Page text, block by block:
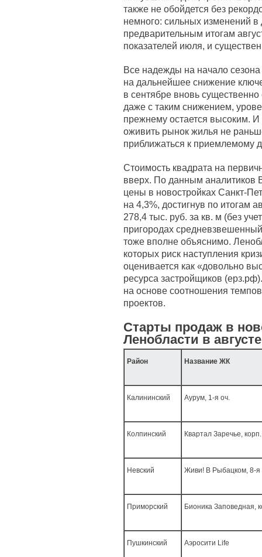
также не обойдется без
немного: сильных изменений
предварительным итогам
показателей июля, и
Все надежды на начало
на дальнейшее снижение
в сентябре вновь
даже с таким снижением,
прежнему остается высоким. И
оживить рынок жилья не
приближаться к приемлемому
Стоимость квадрата на
вверх. По данным аналитиков
цены в новостройках Санкт-
на 4,3%, достигнув по итогам
278,4 тыс. руб. за кв. м (без
пригородах
тоже вполне объяснимо.
которых риск наступления
оценивается как «довольно
ресурса застройщиков
на основе соотношения
проектов.
Старты продаж в
Ленобласти в августе
Район Название ЖК
Калининский Аурум, 1-я оч.
Колпинский Квартал Заречье,
Невский Живи! В Рыбацком, 8-я
Приморский Бионика Заповедная,
Пушкинский Аэросити Life